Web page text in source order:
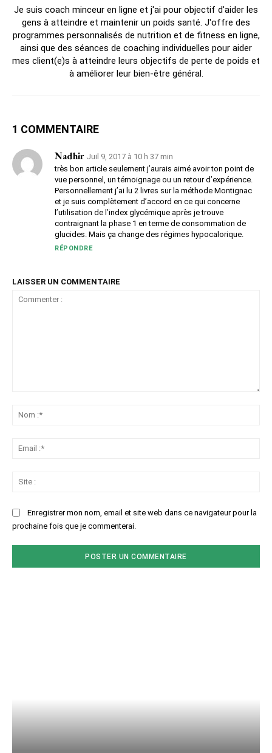
Je suis coach minceur en ligne et j'ai pour objectif d'aider les
gens à atteindre et maintenir un poids santé. J'offre des
programmes personnalisés de nutrition et de fitness en ligne,
ainsi que des séances de coaching individuelles pour aider
mes client(e)s à atteindre leurs objectifs de perte de poids et
à améliorer leur bien-être général.
1 COMMENTAIRE
Nadhir Juil 9, 2017 à 10 h 37 min
très bon article seulement j’aurais aimé avoir ton point de
vue personnel, un témoignage ou un retour d’expérience.
Personnellement j’ai lu 2 livres sur la méthode Montignac
et je suis complètement d’accord en ce qui concerne
l’utilisation de l’index glycémique après je trouve
contraignant la phase 1 en terme de consommation de
glucides. Mais ça change des régimes hypocalorique.
RÉPONDRE
LAISSER UN COMMENTAIRE
Enregistrer mon nom, email et site web dans ce navigateur pour la
prochaine fois que je commenterai.